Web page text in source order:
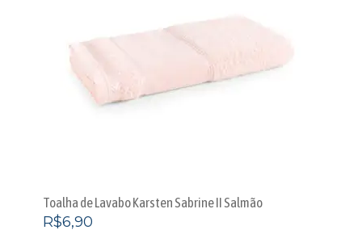
Toalha de Lavabo Karsten Sabrine II Salmão
R$6,90